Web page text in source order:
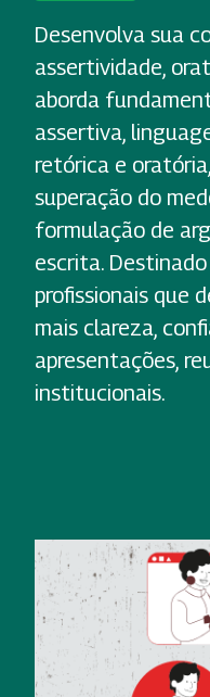
Desenvolva sua
assertividade,
aborda
assertiva,
retórica e
superação do
formulação de
escrita.
profissionais que
mais clareza,
apresentações,
institucionais.